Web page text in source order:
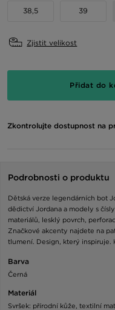
38,5 39
Zjistit velikost
Přidat do
Zkontrolujte dostupnost na
Podrobnosti o produktu
Dětská verze legendárních bot
dědictví Jordana a modely s
materiálů, lesklý povrch,
Značkové akcenty najdete na
tlumení. Design, který inspiruje.
Barva
Černá
Materiál
Svršek: přírodní kůže, textilní